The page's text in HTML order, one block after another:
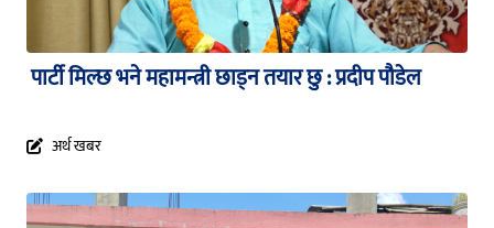
पार्टी मिल्छ भने महामन्त्री छाड्न तयार छु : प्रदीप पौडेल
अर्थ खबर